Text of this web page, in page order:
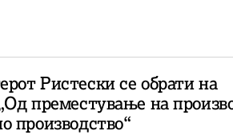
Ристески се обрати на
преместување на
производство“